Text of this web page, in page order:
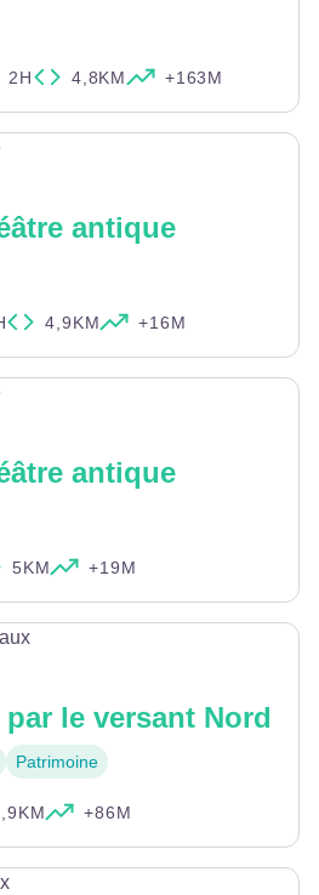
2H 4,8KM +163M
de Montbéliard Tourisme
antique
4,9KM +16M
Montbéliard Tourisme
antique
5KM +19M
de Montbéliard Tourisme
le versant Nord
Patrimoine
+86M